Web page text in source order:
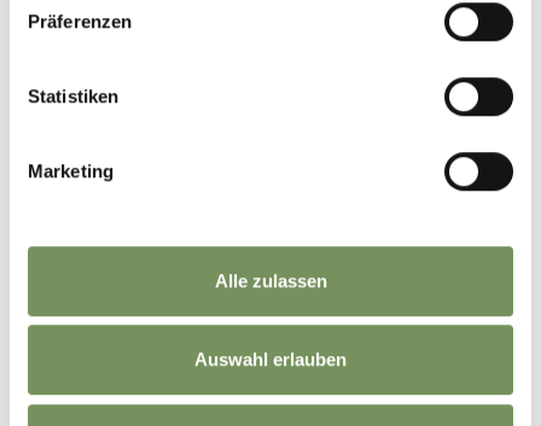
Präferenzen
Statistiken
Marketing
Alle zulassen
Auswahl erlauben